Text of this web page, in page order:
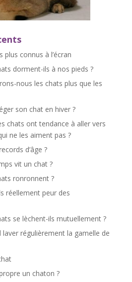
plus connus à l’écran
dorment-ils à nos pieds ?
nous les chats plus que les
son chat en hiver ?
chats ont tendance à aller vers
ne les aiment pas ?
d’âge ?
vit un chat ?
ronronnent ?
réellement peur des
se lèchent-ils mutuellement ?
régulièrement la gamelle de
un chaton ?